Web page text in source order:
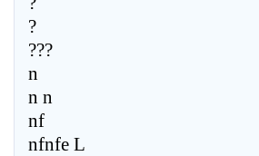
?
???
n
n n
nf
nfnfe L